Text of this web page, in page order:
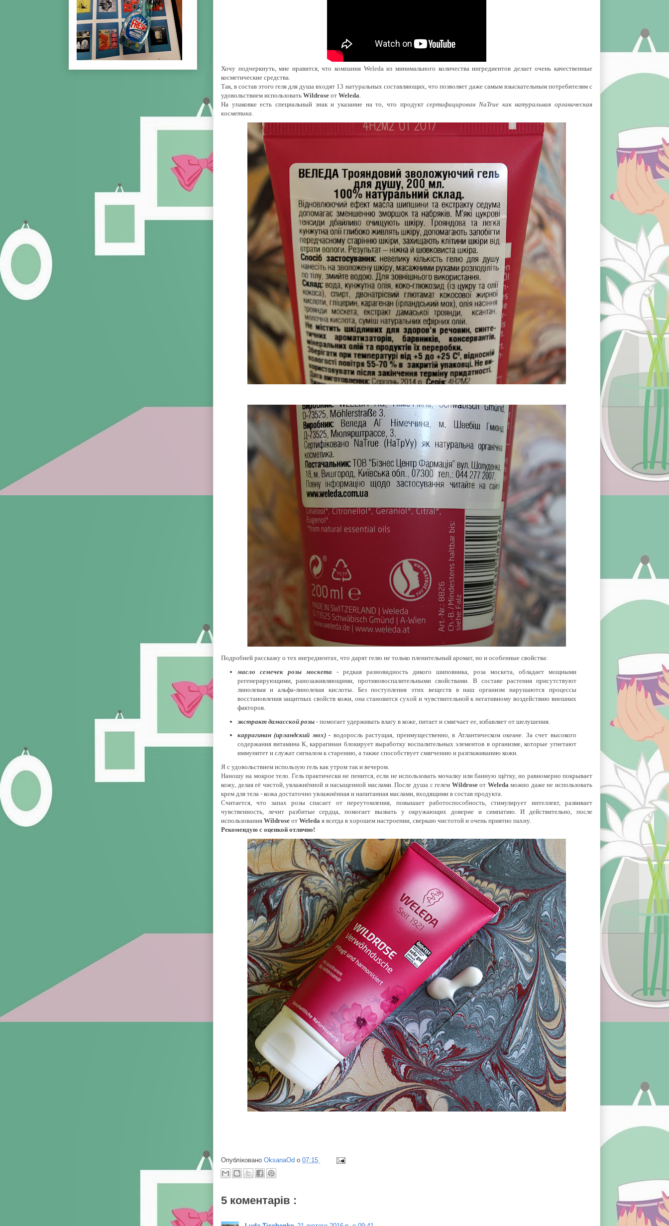
Хочу подчеркнуть, мне нравится, что компания Weleda из минимального количества ингредиентов делает очень качественные
косметические средства.
Так, в состав этого геля для душа входят 13 натуральных составляющих, что позволяет даже самым взыскательным потребителям с
удовольствием использовать Wildrose от Weleda.
На упаковке есть специальный знак и указание на то, что продуктсертифицирован NaTrue как натуральная органическая
косметика.
Подробней расскажу о тех ингредиентах, что дарят гелю не только пленительный аромат, но и особенные свойства:
масло семечек розы москета - редкая разновидность дикого шиповника, роза москета, обладает мощными
регенерирующими, ранозаживляющими, противовоспалительными свойствами. В составе растения присутствуют
линолевая и альфа-линолевая кислоты. Без поступления этих веществ в наш организм нарушаются процессы
восстановления защитных свойств кожи, она становится сухой и чувствительной к негативному воздействию внешних
факторов.
экстракт дамасской розы - помогает удерживать влагу в коже, питает и смягчает ее, избавляет от шелушения.
каррагинан (ирландский мох) - водоросль растущая, преимущественно, в Атлантическом океане. За счет высокого
содержания витамина К, каррагинан блокирует выработку воспалительных элементов в организме, которые угнетают
иммунитет и служат сигналом к старению, а также способствует смягчению и разглаживанию кожи.
Я с удовольствием использую гель как утром так и вечером.
Наношу на мокрое тело. Гель практически не пенится, если не использовать мочалку или банную щётку, но равномерно покрывает
кожу, делая её чистой, увлажнённой и насыщенной маслами. После душа с гелем Wildroseот Weledaможно даже не использовать
крем для тела - кожа достаточно увлажнённая и напитанная маслами, входящими в состав продукта.
Считается, что запах розы спасает от переутомления, повышает работоспособность, стимулирует интеллект, развивает
чувственность, лечит разбитые сердца, помогает вызвать у окружающих доверие и симпатию. И действительно, после
использования Wildrose от Weleda я всегда в хорошем настроении, сверкаю чистотой и очень приятно пахну.
Рекомендую с оценкой отлично!
Опубліковано OksanaOd о 07:15
5 коментарів :